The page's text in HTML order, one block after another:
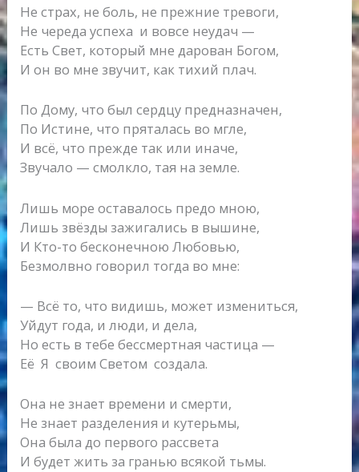
Не страх, не боль, не прежние тревоги,
Не череда успеха и вовсе неудач —
Есть Свет, который мне дарован Богом,
И он во мне звучит, как тихий плач.
По Дому, что был сердцу предназначен,
По Истине, что пряталась во мгле,
И всё, что прежде так или иначе,
Звучало — смолкло, тая на земле.
Лишь море оставалось предо мною,
Лишь звёзды зажигались в вышине,
И Кто-то бесконечною Любовью,
Безмолвно говорил тогда во мне:
— Всё то, что видишь, может измениться,
Уйдут года, и люди, и дела,
Но есть в тебе бессмертная частица —
Её Я своим Светом создала.
Она не знает времени и смерти,
Не знает разделения и кутерьмы,
Она была до первого рассвета
И будет жить за гранью всякой тьмы.